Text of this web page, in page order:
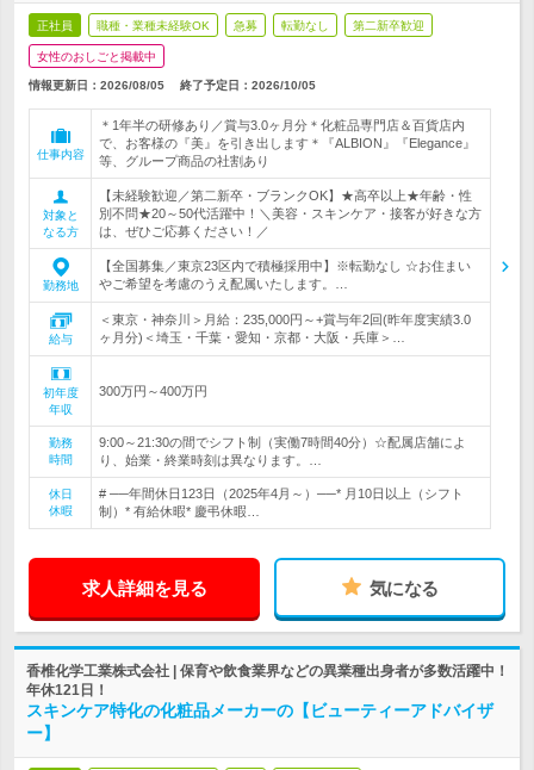
正社員 職種・業種未経験OK 急募 転勤なし 第二新卒歓迎
女性のおしごと掲載中
情報更新日：2026/08/05 終了予定日： 2026/10/05
仕事内容
＊1年半の研修あり／賞与3.0ヶ月分＊化粧品専門店＆百貨店内
で、お客様の『美』を引き出します＊『ALBION』『Elegance』
等、グループ商品の社割あり
対象と
なる方
【未経験歓迎／第二新卒・ブランクOK】★高卒以上★年齢・性
別不問★20～50代活躍中！＼美容・スキンケア・接客が好きな方
は、ぜひご応募ください！／
勤務地
【全国募集／東京23区内で積極採用中】※転勤なし ☆お住まい
やご希望を考慮のうえ配属いたします。…
給与
＜東京・神奈川＞月給：235,000円～+賞与年2回(昨年度実績3.0
ヶ月分)＜埼玉・千葉・愛知・京都・大阪・兵庫＞…
初年度
年収
300万円～400万円
勤務
時間
9:00～21:30の間でシフト制（実働7時間40分）☆配属店舗によ
り、始業・終業時刻は異なります。…
休日
休暇
# ──年間休日123日（2025年4月～）──* 月10日以上（シフト
制）* 有給休暇* 慶弔休暇…
求人詳細を見る 気になる
香椎化学工業株式会社 | 保育や飲食業界などの異業種出身者が多数活躍中！
年休121日！
スキンケア特化の化粧品メーカーの【ビューティーアドバイザ
ー】